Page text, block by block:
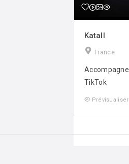
Katall
France
TikTok
Prévisualiser